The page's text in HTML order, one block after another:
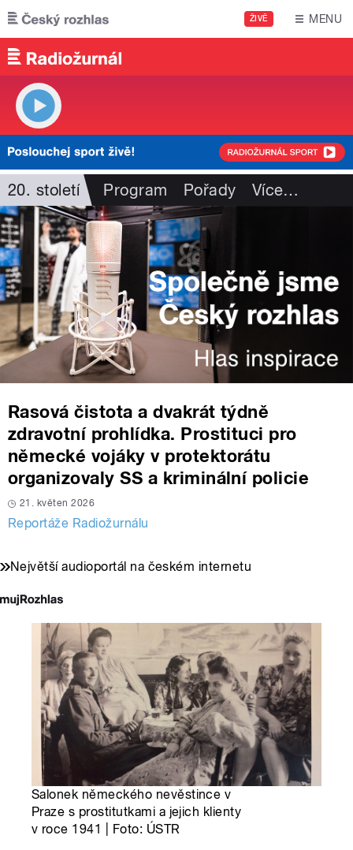
Přejít k hlavnímu obsahu
ŽIVĚ MENU
20. století Program Pořady Více…
Rasová čistota a dvakrát týdně
zdravotní prohlídka. Prostituci pro
německé vojáky v protektorátu
organizovaly SS a kriminální policie
21. květen 2026
Reportáže Radiožurnálu
Největší audioportál na českém internetu
Salonek německého nevěstince v
Praze s prostitutkami a jejich klienty
v roce 1941 | Foto: ÚSTR